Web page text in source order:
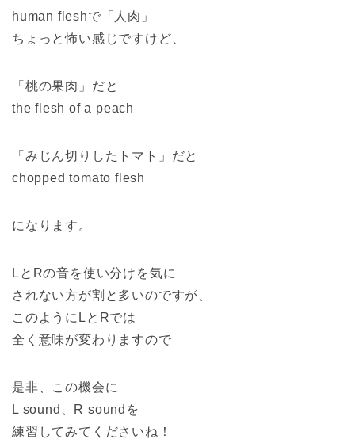
human fleshで「人肉」
ちょっと怖い感じですけど、
「桃の果肉」だと
the flesh of a peach
「みじん切りしたトマト」だと
chopped tomato flesh
になります。
LとRの音を使い分けを気に
されない方が割と多いのですが、
このようにLとRでは
全く意味が変わりますので
是非、この機会に
L sound、R soundを
練習してみてくださいね！